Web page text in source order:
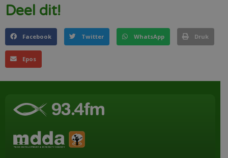
Deel dit!
Facebook Twitter WhatsApp Druk
Epos